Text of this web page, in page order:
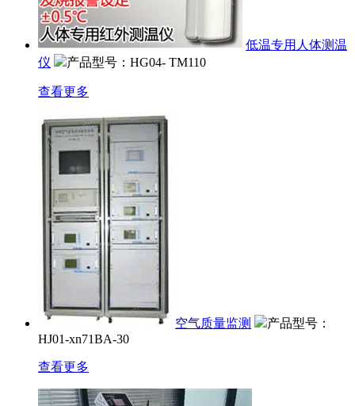
低温专用人体测温
仪
产品型号：HG04- TM110
查看更多
空气质量监测
产品型号：
HJ01-xn71BA-30
查看更多